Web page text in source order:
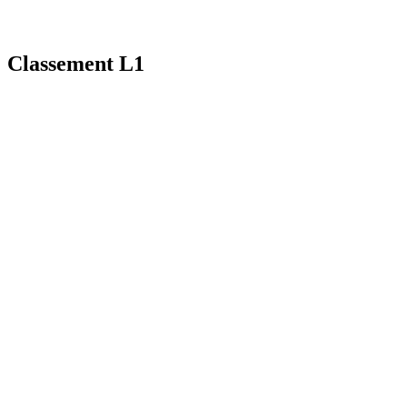
Classement L1